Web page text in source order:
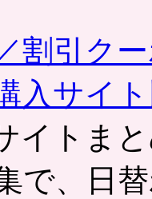
割引ク
入サイ
イトま
で、日